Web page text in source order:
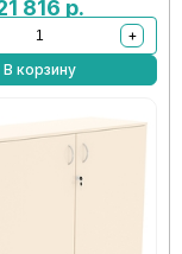
816 р.
+
В корзину